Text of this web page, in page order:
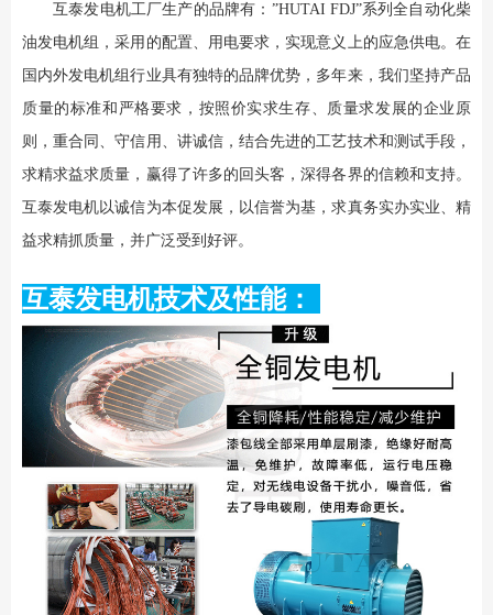
互泰发电机工厂生产的品牌有：”HUTAI FDJ”系列全自动化柴
油发电机组，采用的配置、用电要求，实现意义上的应急供电。在
国内外发电机组行业具有独特的品牌优势，多年来，我们坚持产品
质量的标准和严格要求，按照价实求生存、质量求发展的企业原
则，重合同、守信用、讲诚信，结合先进的工艺技术和测试手段，
求精求益求质量，赢得了许多的回头客，深得各界的信赖和支持。
互泰发电机以诚信为本促发展，以信誉为基，求真务实办实业、精
益求精抓质量，并广泛受到好评。
互泰发电机技术及性能：